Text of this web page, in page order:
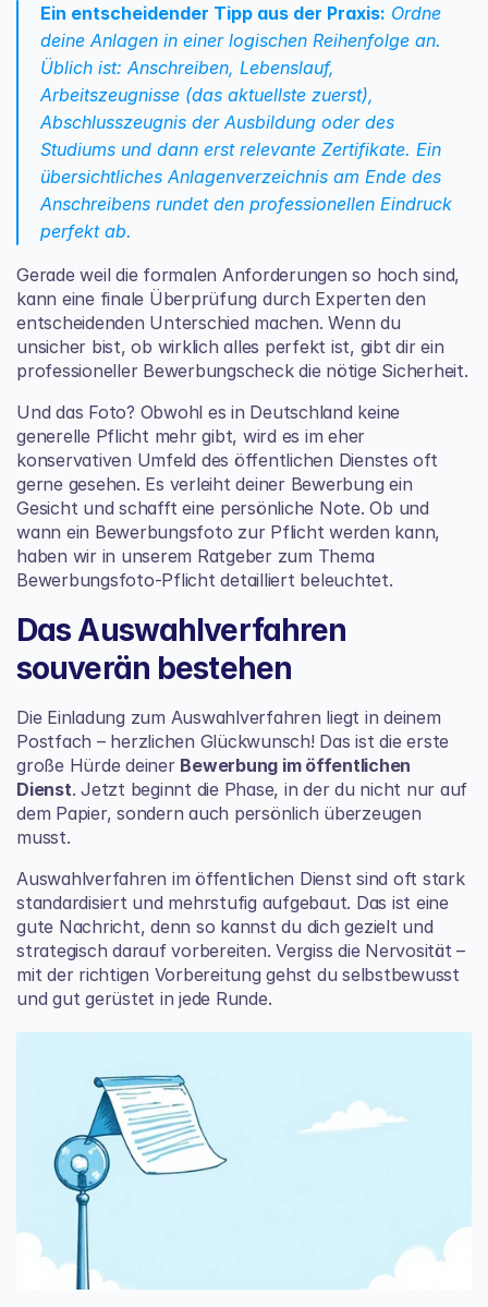
Ein entscheidender Tipp aus der Praxis: Ordne
deine Anlagen in einer logischen Reihenfolge an.
Üblich ist: Anschreiben, Lebenslauf,
Arbeitszeugnisse (das aktuellste zuerst),
Abschlusszeugnis der Ausbildung oder des
Studiums und dann erst relevante Zertifikate. Ein
übersichtliches Anlagenverzeichnis am Ende des
Anschreibens rundet den professionellen Eindruck
perfekt ab.
Gerade weil die formalen Anforderungen so hoch sind,
kann eine finale Überprüfung durch Experten den
entscheidenden Unterschied machen. Wenn du
unsicher bist, ob wirklich alles perfekt ist, gibt dir ein
professioneller Bewerbungscheck die nötige Sicherheit.
Und das Foto? Obwohl es in Deutschland keine
generelle Pflicht mehr gibt, wird es im eher
konservativen Umfeld des öffentlichen Dienstes oft
gerne gesehen. Es verleiht deiner Bewerbung ein
Gesicht und schafft eine persönliche Note. Ob und
wann ein Bewerbungsfoto zur Pflicht werden kann,
Bewerbungsfoto-Pflicht detailliert beleuchtet.
Das Auswahlverfahren
souverän bestehen
Die Einladung zum Auswahlverfahren liegt in deinem
Postfach – herzlichen Glückwunsch! Das ist die erste
große Hürde deiner Bewerbung im öffentlichen
Dienst. Jetzt beginnt die Phase, in der du nicht nur auf
dem Papier, sondern auch persönlich überzeugen
musst.
Auswahlverfahren im öffentlichen Dienst sind oft stark
standardisiert und mehrstufig aufgebaut. Das ist eine
gute Nachricht, denn so kannst du dich gezielt und
strategisch darauf vorbereiten. Vergiss die Nervosität –
mit der richtigen Vorbereitung gehst du selbstbewusst
und gut gerüstet in jede Runde.